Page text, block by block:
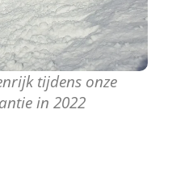
tijdens onze
in 2022